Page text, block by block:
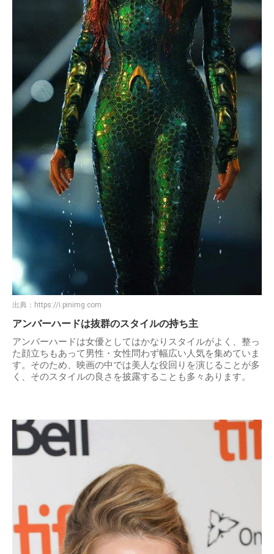
出典： https://i.pinimg.com
アンバーハードは抜群のスタイルの持ち主
アンバーハードは女優としてはかなりスタイルがよく、整っ
た顔立ちもあって男性・女性問わず幅広い人気を集めていま
す。そのため、映画の中では美人な役回りを演じることが多
く、そのスタイルの良さを披露することも多々あります。